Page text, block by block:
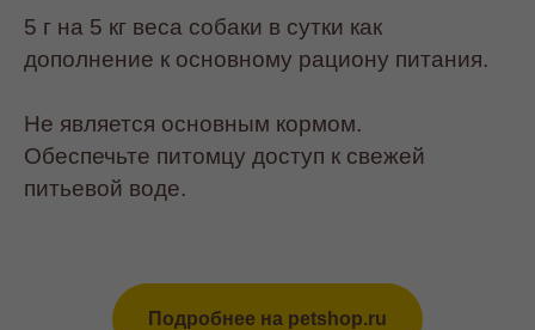
5 г на 5 кг веса собаки в сутки как
дополнение к основному рациону питания.
Не является основным кормом.
Обеспечьте питомцу доступ к свежей
питьевой воде.
Подробнее на petshop.ru